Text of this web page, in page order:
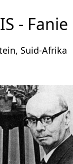
- Fanie
Suid-Afrika